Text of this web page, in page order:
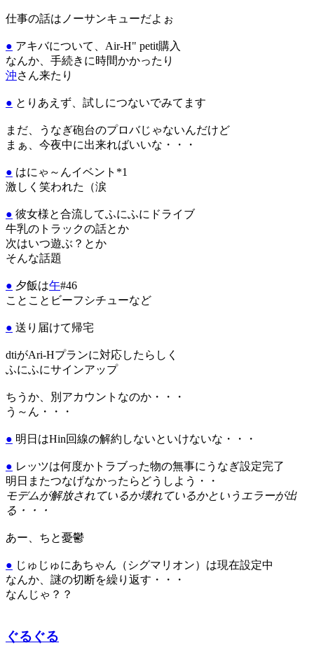
仕事の話はノーサンキューだよぉ
● アキバについて、Air-H" petit購入
なんか、手続きに時間かかったり
沖さん来たり
● とりあえず、試しにつないでみてます
まだ、うなぎ砲台のプロバじゃないんだけど
まぁ、今夜中に出来ればいいな・・・
● はにゃ～んイベント*1
激しく笑われた（涙
● 彼女様と合流してふにふにドライブ
牛乳のトラックの話とか
次はいつ遊ぶ？とか
そんな話題
● 夕飯は午#46
ことことビーフシチューなど
● 送り届けて帰宅
dtiがAri-Hプランに対応したらしく
ふにふにサインアップ
ちうか、別アカウントなのか・・・
う～ん・・・
● 明日はHin回線の解約しないといけないな・・・
● レッツは何度かトラブった物の無事にうなぎ設定完了
明日またつなげなかったらどうしよう・・
モデムが解放されているか壊れているかというエラーが出
る・・・
あー、ちと憂鬱
● じゅじゅにあちゃん（シグマリオン）は現在設定中
なんか、謎の切断を繰り返す・・・
なんじゃ？？
ぐるぐる